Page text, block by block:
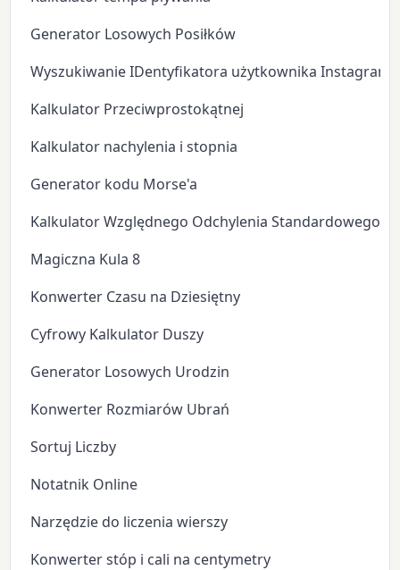
Generator Losowych Posiłków
Wyszukiwanie IDentyfikatora użytkownika Instagram
Kalkulator Przeciwprostokątnej
Kalkulator nachylenia i stopnia
Generator kodu Morse'a
Kalkulator Względnego Odchylenia Standardowego
Magiczna Kula 8
Konwerter Czasu na Dziesiętny
Cyfrowy Kalkulator Duszy
Generator Losowych Urodzin
Konwerter Rozmiarów Ubrań
Sortuj Liczby
Notatnik Online
Narzędzie do liczenia wierszy
Konwerter stóp i cali na centymetry